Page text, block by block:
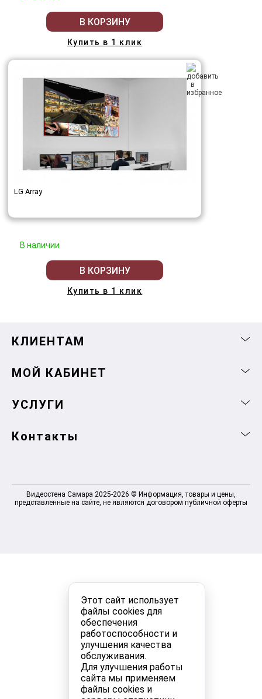
Этот сайт использует
файлы cookies для
обеспечения
работоспособности и
улучшения качества
обслуживания.
Для улучшения работы
сайта мы применяем
файлы cookies и
В КОРЗИНУ
Купить в 1 клик
LG Array
В наличии
В КОРЗИНУ
Купить в 1 клик
КЛИЕНТАМ
МОЙ КАБИНЕТ
УСЛУГИ
Контакты
Видеостена Самара 2025-2026 © Информация, товары и цены,
представленные на сайте, не являются договором публичной оферты